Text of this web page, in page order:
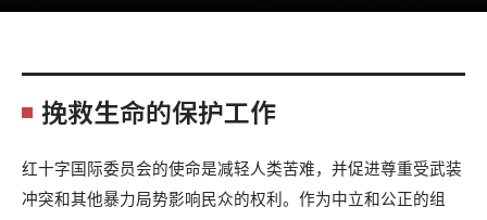
挽救生命的保护工作
红十字国际委员会的使命是减轻人类苦难，并促进尊重受武装
冲突和其他暴力局势影响民众的权利。作为中立和公正的组